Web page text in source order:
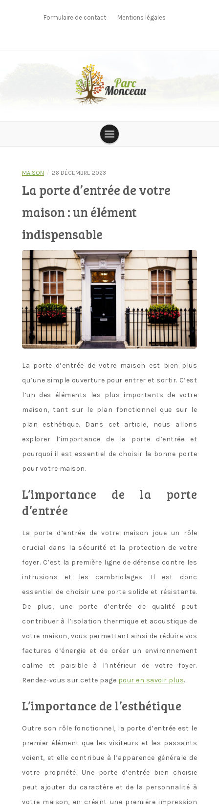
Formulaire de contact Mentions légales
MAISON / 26 DÉCEMBRE 2023
La porte d’entrée de votre
maison : un élément
indispensable
La porte d’entrée de votre maison est bien plus
qu’une simple ouverture pour entrer et sortir. C’est
l’un des éléments les plus importants de votre
maison, tant sur le plan fonctionnel que sur le
plan esthétique. Dans cet article, nous allons
explorer l’importance de la porte d’entrée et
pourquoi il est essentiel de choisir la bonne porte
pour votre maison.
L’importance de la porte
d’entrée
La porte d’entrée de votre maison joue un rôle
crucial dans la sécurité et la protection de votre
foyer. C’est la première ligne de défense contre les
intrusions et les cambriolages. Il est donc
essentiel de choisir une porte solide et résistante.
De plus, une porte d’entrée de qualité peut
contribuer à l’isolation thermique et acoustique de
votre maison, vous permettant ainsi de réduire vos
factures d’énergie et de créer un environnement
calme et paisible à l’intérieur de votre foyer.
Rendez-vous sur cette page pour en savoir plus.
L’importance de l’esthétique
Outre son rôle fonctionnel, la porte d’entrée est le
premier élément que les visiteurs et les passants
voient, et elle contribue à l’apparence générale de
votre propriété. Une porte d’entrée bien choisie
peut ajouter du caractère et de la personnalité à
votre maison, en créant une première impression